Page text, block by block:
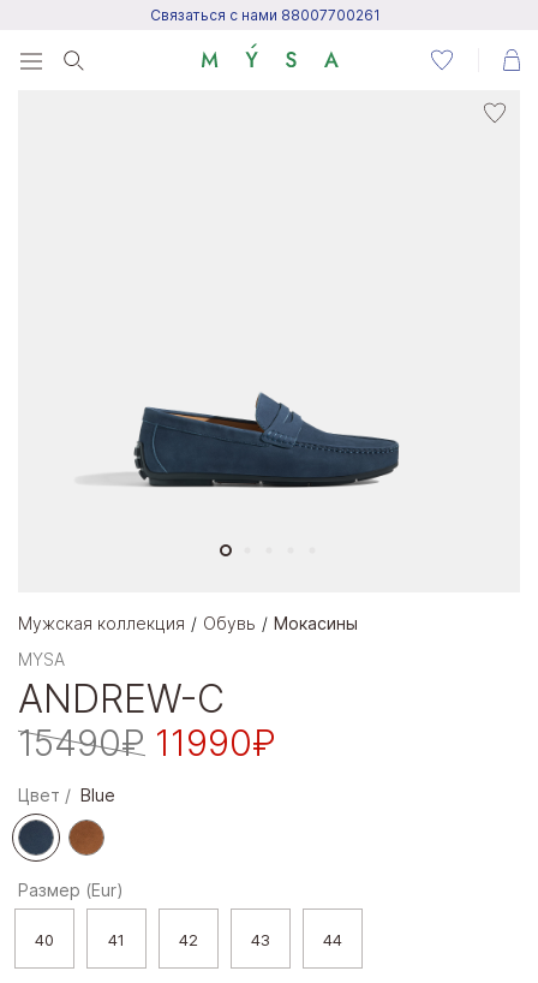
Связаться с нами 88007700261
Мужская коллекция Обувь
Мокасины
MYSA
ANDREW-C
15490₽ 11990₽
Цвет Blue
Размер (Eur)
40 41 42 43 44